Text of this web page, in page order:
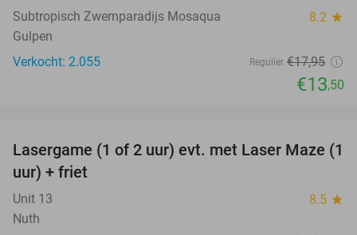
Subtropisch Zwemparadijs Mosaqua 8.2 star
Gulpen
Verkocht: 2.055
Regulier €17,95
€13,50
22%
Lasergame (1 of 2 uur) evt. met Laser Maze (1
uur) + friet
Unit 13 8.5 star
Nuth